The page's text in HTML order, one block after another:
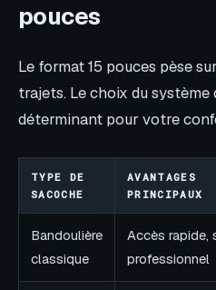
pouces
Le format 15 pouces pèse
trajets. Le choix du
déterminant pour votre
TYPE DE
SACOCHE
AVANTAGES
PRINCIPAUX
Bandoulière
classique
Accès rapide,
professionnel